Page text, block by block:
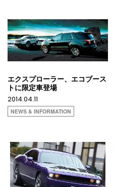
エクスプローラー、エコブース
トに限定車登場
2014.04.11
NEWS & INFORMATION